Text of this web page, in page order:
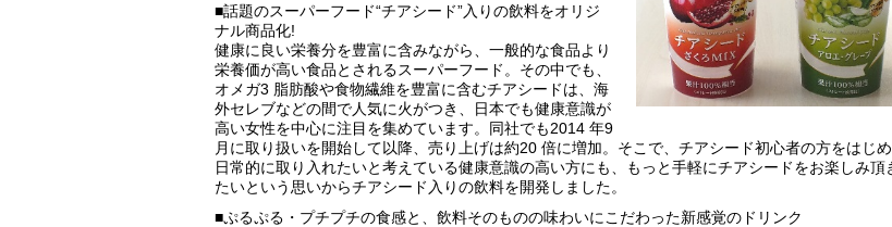
■話題のスーパーフード“チアシード”入りの飲料をオリジ
ナル商品化!
健康に良い栄養分を豊富に含みながら、一般的な食品より
栄養価が高い食品とされるスーパーフード。その中でも、
オメガ3 脂肪酸や食物繊維を豊富に含むチアシードは、海
外セレブなどの間で人気に火がつき、日本でも健康意識が
高い女性を中心に注目を集めています。同社でも2014 年9
月に取り扱いを開始して以降、売り上げは約20 倍に増加。そこで、チアシード初心者の方をはじめ
日常的に取り入れたいと考えている健康意識の高い方にも、もっと手軽にチアシードをお楽しみ頂
たいという思いからチアシード入りの飲料を開発しました。
■ぷるぷる・プチプチの食感と、飲料そのものの味わいにこだわった新感覚のドリンク